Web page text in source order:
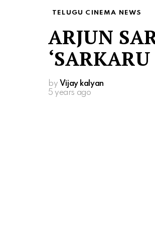
TELUGU CINEMA NEWS
ARJUN
by Vijay kalyan
5 years ago